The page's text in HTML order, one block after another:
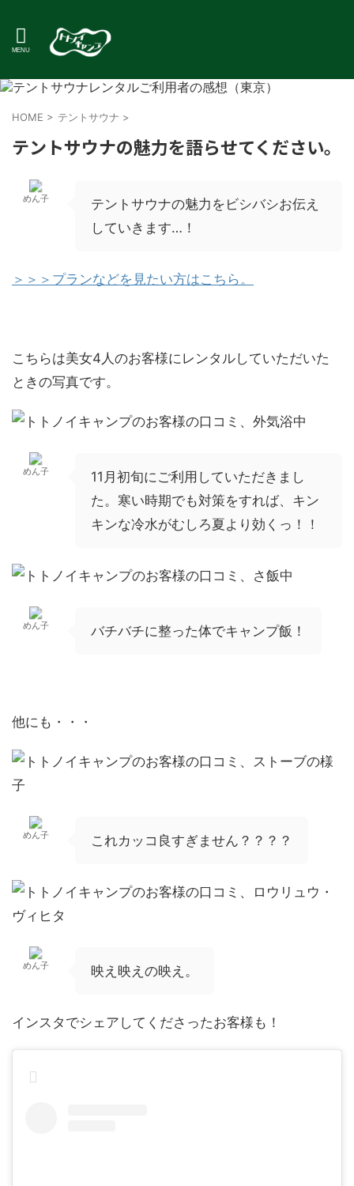
HOME > テントサウナ >
テントサウナの魅力を語らせてください。
めん子
テントサウナの魅力をビシバシお伝え
していきます…！
＞＞＞プランなどを見たい方はこちら。
こちらは美女4人のお客様にレンタルしていただいた
ときの写真です。
めん子
11月初旬にご利用していただきまし
た。寒い時期でも対策をすれば、キン
キンな冷水がむしろ夏より効くっ！！
めん子 バチバチに整った体でキャンプ飯！
他にも・・・
めん子 これカッコ良すぎません？？？？
めん子 映え映えの映え。
インスタでシェアしてくださったお客様も！